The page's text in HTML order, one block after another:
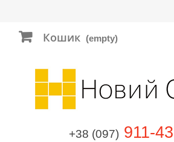
Кошик (empty)
+38 (097) 911-